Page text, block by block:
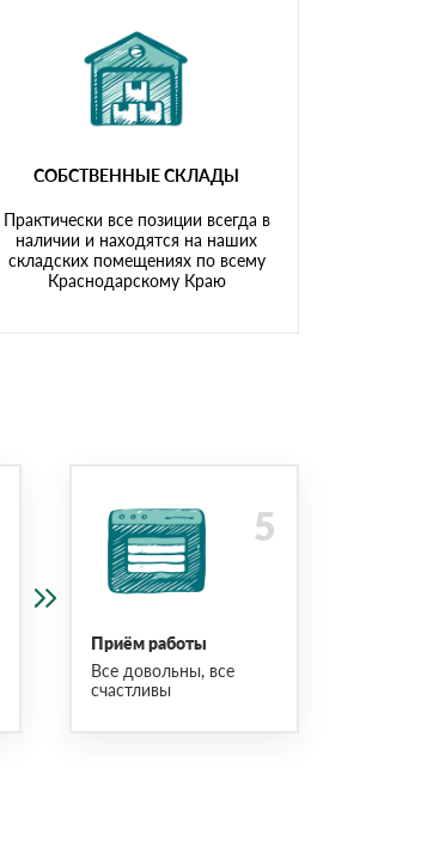
СОБСТВЕННЫЕ СКЛАДЫ
Практически все позиции всегда в
наличии и находятся на наших
складских помещениях по всему
Краснодарскому Краю
Приём работы
Все довольны, все
счастливы